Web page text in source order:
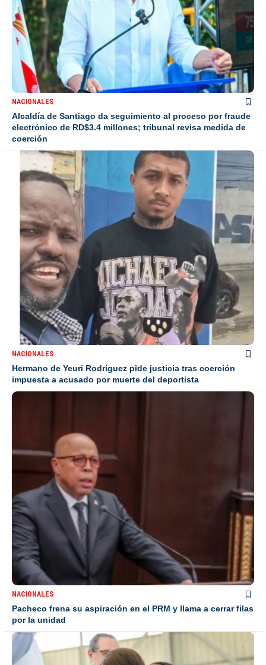
NACIONALES
Alcaldía de Santiago da seguimiento al proceso por fraude
electrónico de RD$3.4 millones; tribunal revisa medida de
coerción
NACIONALES
Hermano de Yeuri Rodríguez pide justicia tras coerción
impuesta a acusado por muerte del deportista
NACIONALES
Pacheco frena su aspiración en el PRM y llama a cerrar filas
por la unidad